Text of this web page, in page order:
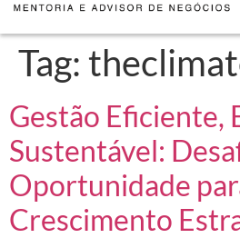
Tag:
Gestão Eficiente,
Sustentável:
Oportunidade
Crescimento